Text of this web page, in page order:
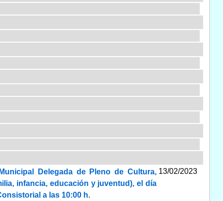
Delegada de Pleno de Cultura,
infancia, educación y juventud), el día
a las 10:00 h.
13/02/2023